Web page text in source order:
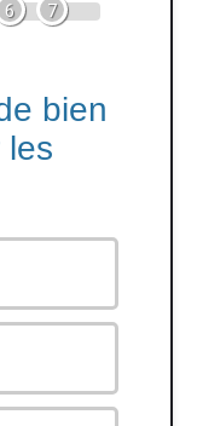
6 7
bien
les